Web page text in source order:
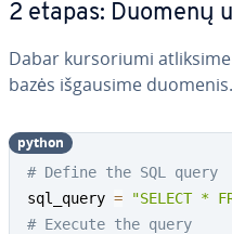
2 etapas: Duomenų
Dabar kur­so­riu­mi
bazės išgausime duomenis.
# Define the SQL query
sql_query =
"SELECT *
# Execute the query
python